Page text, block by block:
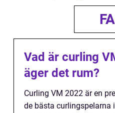
Vad är curling
äger det rum?
Curling VM 2022 är en
de bästa curlingspelarna